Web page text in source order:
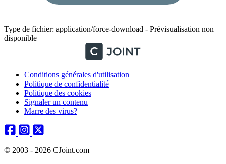
Type de fichier: application/force-download - Prévisualisation non
disponible
Conditions générales d'utilisation
Politique de confidentialité
Politique des cookies
Signaler un contenu
Marre des virus?
© 2003 - 2026 CJoint.com